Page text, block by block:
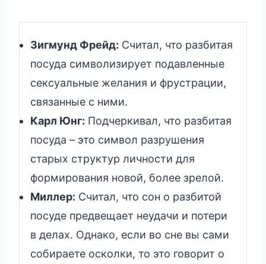
Зигмунд Фрейд: Считал, что разбитая
посуда символизирует подавленные
сексуальные желания и фрустрации,
связанные с ними.
Карл Юнг: Подчеркивал, что разбитая
посуда – это символ разрушения
старых структур личности для
формирования новой, более зрелой.
Миллер: Считал, что сон о разбитой
посуде предвещает неудачи и потери
в делах. Однако, если во сне вы сами
собираете осколки, то это говорит о